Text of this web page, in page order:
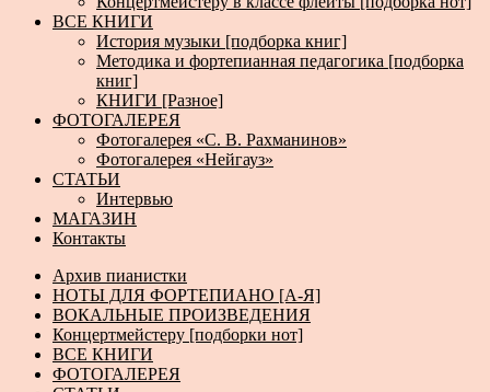
ВСЕ КНИГИ
История музыки [подборка книг]
Методика и фортепианная педагогика [подборка
книг]
КНИГИ [Разное]
ФОТОГАЛЕРЕЯ
Фотогалерея «С. В. Рахманинов»
Фотогалерея «Нейгауз»
СТАТЬИ
Интервью
МАГАЗИН
Контакты
Архив пианистки
НОТЫ ДЛЯ ФОРТЕПИАНО [А-Я]
ВОКАЛЬНЫЕ ПРОИЗВЕДЕНИЯ
Концертмейстеру [подборки нот]
ВСЕ КНИГИ
ФОТОГАЛЕРЕЯ